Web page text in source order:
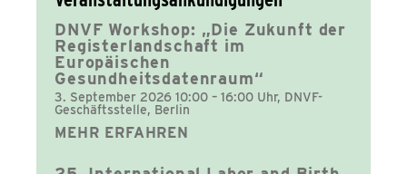
DNVF Workshop: „Die Zukunft der
Registerlandschaft im
Europäischen
Gesundheitsdatenraum“
3. September 2026 10:00 – 16:00 Uhr, DNVF-
Geschäftsstelle, Berlin
MEHR ERFAHREN